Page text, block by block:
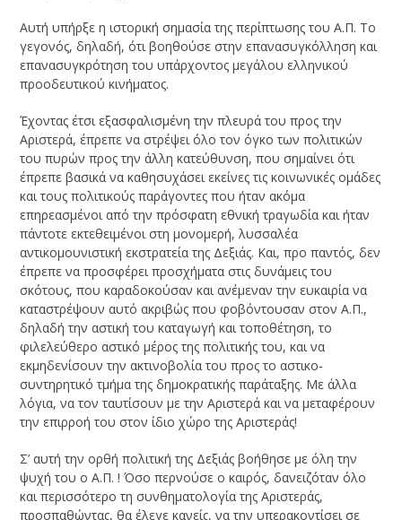
Αυτή υπήρξε η ιστορική σημασία της περίπτωσης του Α.Π. Το
γεγονός, δηλαδή, ότι βοηθούσε στην επανασυγκόλληση και
επανασυγκρότηση του υπάρχοντος μεγάλου ελληνικού
προοδευτικού κινήματος.
Έχοντας έτσι εξασφαλισμένη την πλευρά του προς την
Αριστερά, έπρεπε να στρέψει όλο τον όγκο των πολιτικών
του πυρών προς την άλλη κατεύθυνση, που σημαίνει ότι
έπρεπε βασικά να καθησυχάσει εκείνες τις κοινωνικές ομάδες
και τους πολιτικούς παράγοντες που ήταν ακόμα
επηρεασμένοι από την πρόσφατη εθνική τραγωδία και ήταν
πάντοτε εκτεθειμένοι στη μονομερή, λυσσαλέα
αντικομουνιστική εκστρατεία της Δεξιάς. Και, προ παντός, δεν
έπρεπε να προσφέρει προσχήματα στις δυνάμεις του
σκότους, που καραδοκούσαν και ανέμεναν την ευκαιρία να
καταστρέψουν αυτό ακριβώς που φοβόντουσαν στον Α.Π.,
δηλαδή την αστική του καταγωγή και τοποθέτηση, το
φιλελεύθερο αστικό μέρος της πολιτικής του, και να
εκμηδενίσουν την ακτινοβολία του προς το αστικο-
συντηρητικό τμήμα της δημοκρατικής παράταξης. Με άλλα
λόγια, να τον ταυτίσουν με την Αριστερά και να μεταφέρουν
την επιρροή του στον ίδιο χώρο της Αριστεράς!
Σ’ αυτή την ορθή πολιτική της Δεξιάς βοήθησε με όλη την
ψυχή του ο Α.Π. ! Όσο περνούσε ο καιρός, δανειζόταν όλο
και περισσότερο τη συνθηματολογία της Αριστεράς,
προσπαθώντας, θα έλεγε κανείς, να την υπερακοντίσει σε